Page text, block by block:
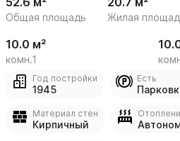
Общая площадь Жилая
10.0 м²
комн.1
Год постройки
1945
Есть
Материал стен
Кирпичный